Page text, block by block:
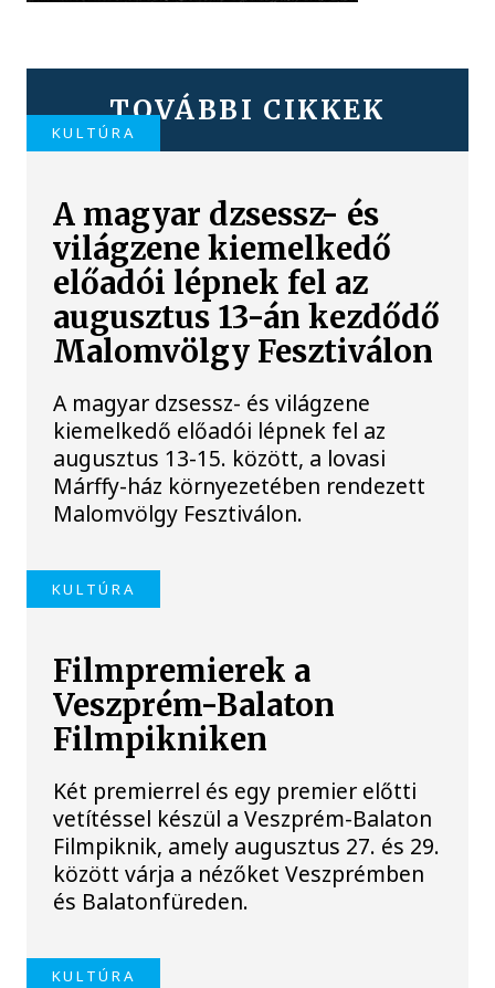
TOVÁBBI CIKKEK
KULTÚRA
A magyar dzsessz- és
világzene kiemelkedő
előadói lépnek fel az
augusztus 13-án kezdődő
Malomvölgy Fesztiválon
A magyar dzsessz- és világzene
kiemelkedő előadói lépnek fel az
augusztus 13-15. között, a lovasi
Márffy-ház környezetében rendezett
Malomvölgy Fesztiválon.
KULTÚRA
Filmpremierek a
Veszprém-Balaton
Filmpikniken
Két premierrel és egy premier előtti
vetítéssel készül a Veszprém-Balaton
Filmpiknik, amely augusztus 27. és 29.
között várja a nézőket Veszprémben
és Balatonfüreden.
KULTÚRA